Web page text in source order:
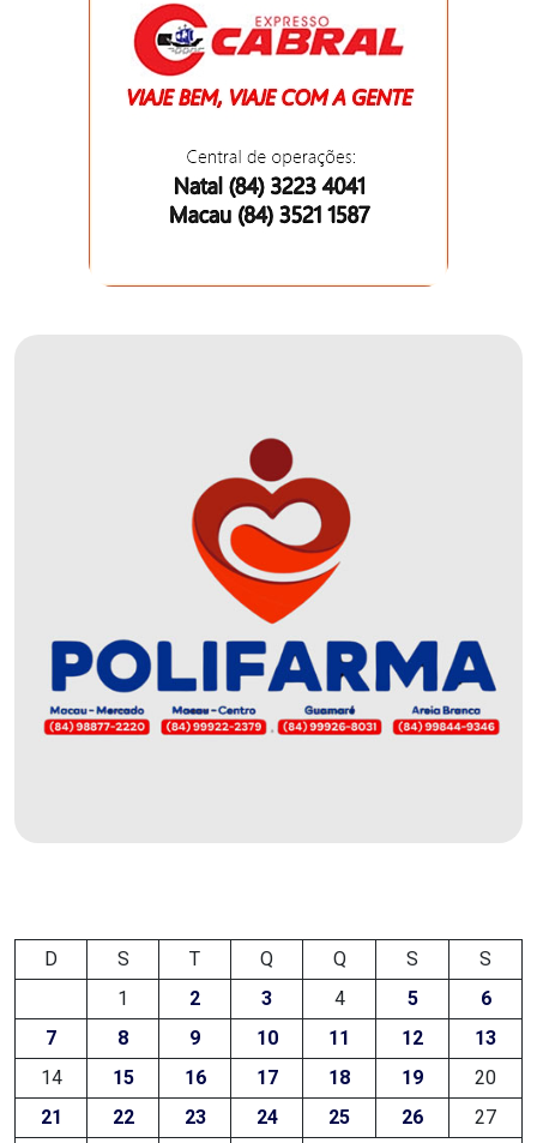
DEMISSÕES
DESCASO
DESENVOLVIMENTO
ECONÔMICO
DESENVOLVIMENTO
ELEIÇÃO
ESCOLAR
CARNAUBAIS
EMANCIPAÇÃO
DE
MACAU
D S T Q Q S
S
1
2 3 4 5
6
7
8 9 10 11 12
13
14
15 16 17 18 19
20
21
22 23 24 25 26
27